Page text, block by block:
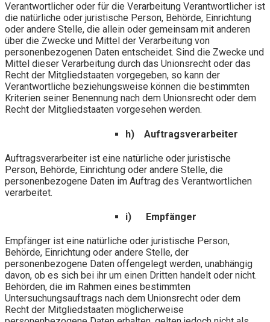
Verantwortlicher oder für die Verarbeitung Verantwortlicher ist
die natürliche oder juristische Person, Behörde, Einrichtung
oder andere Stelle, die allein oder gemeinsam mit anderen
über die Zwecke und Mittel der Verarbeitung von
personenbezogenen Daten entscheidet. Sind die Zwecke und
Mittel dieser Verarbeitung durch das Unionsrecht oder das
Recht der Mitgliedstaaten vorgegeben, so kann der
Verantwortliche beziehungsweise können die bestimmten
Kriterien seiner Benennung nach dem Unionsrecht oder dem
Recht der Mitgliedstaaten vorgesehen werden.
h) Auftragsverarbeiter
Auftragsverarbeiter ist eine natürliche oder juristische
Person, Behörde, Einrichtung oder andere Stelle, die
personenbezogene Daten im Auftrag des Verantwortlichen
verarbeitet.
i) Empfänger
Empfänger ist eine natürliche oder juristische Person,
Behörde, Einrichtung oder andere Stelle, der
personenbezogene Daten offengelegt werden, unabhängig
davon, ob es sich bei ihr um einen Dritten handelt oder nicht.
Behörden, die im Rahmen eines bestimmten
Untersuchungsauftrags nach dem Unionsrecht oder dem
Recht der Mitgliedstaaten möglicherweise